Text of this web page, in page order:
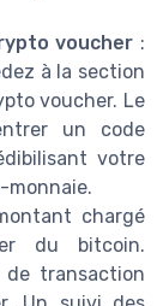
voucher :
à la section
voucher. Le
un code
votre
monnaie.
chargé
du bitcoin.
transaction